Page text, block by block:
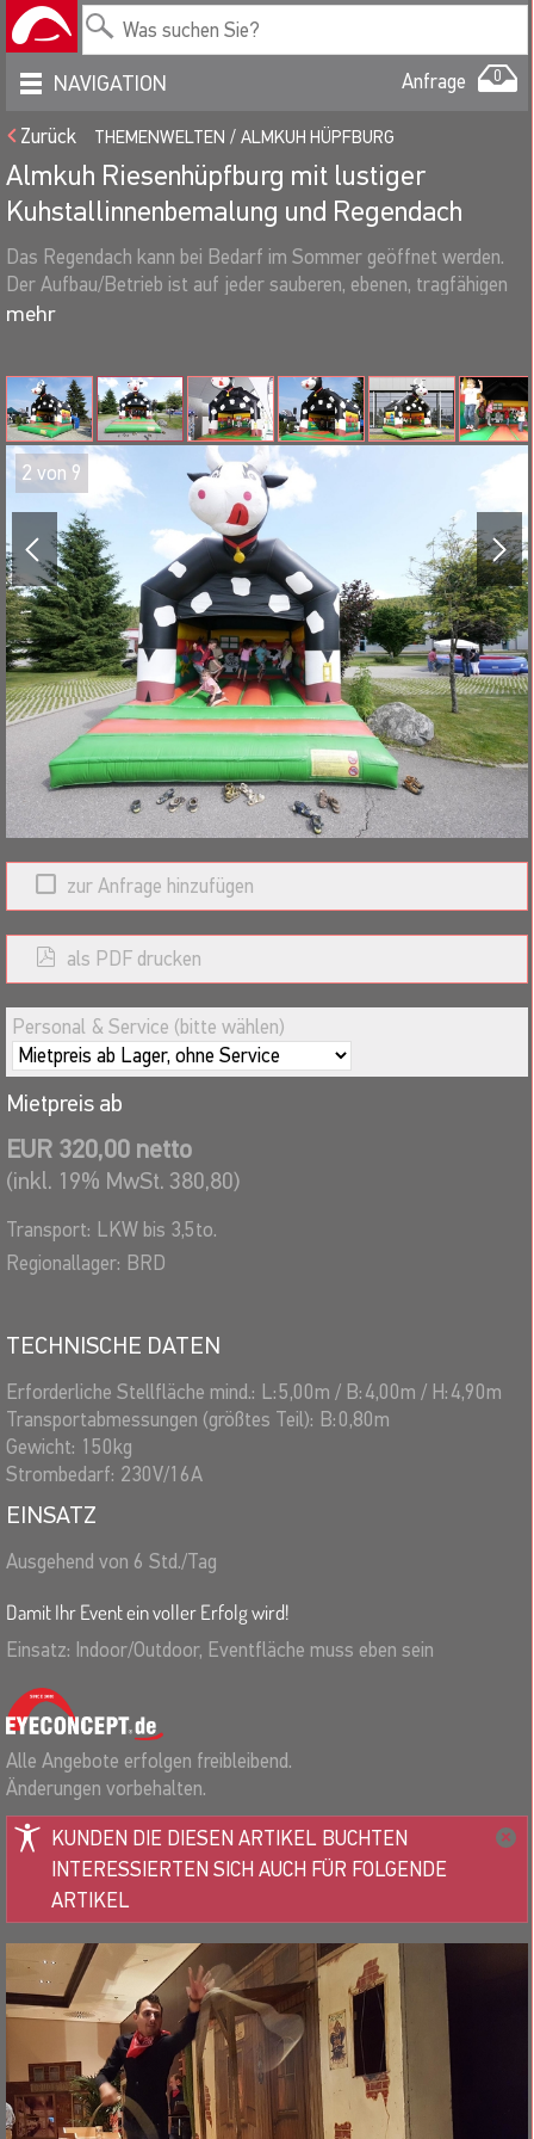
NAVIGATION Anfrage 0
Zurück THEMENWELTEN ALMKUH HÜPFBURG
Almkuh Riesenhüpfburg mit lustiger
Kuhstallinnenbemalung und Regendach
Das Regendach kann bei Bedarf im Sommer geöffnet werden.
Der Aufbau/Betrieb ist auf jeder sauberen, ebenen, tragfähigen
Grundfläche möglich, (nicht jedoch am Hang, auf Schotter, auf
vorhanden sein).
2 von 9
zur Anfrage hinzufügen
als PDF drucken
Personal & Service (bitte wählen)
Mietpreis ab
EUR 320,00 netto
(inkl. 19% MwSt. 380,80)
Transport: LKW bis 3,5to.
Regionallager: BRD
TECHNISCHE DATEN
Erforderliche Stellfläche mind.: L:5,00m / B:4,00m / H:4,90m
Transportabmessungen (größtes Teil): B:0,80m
Gewicht: 150kg
Strombedarf: 230V/16A
EINSATZ
Ausgehend von 6 Std./Tag
Damit Ihr Event ein voller Erfolg wird!
Einsatz: Indoor/Outdoor, Eventfläche muss eben sein
Alle Angebote erfolgen freibleibend.
Änderungen vorbehalten.
KUNDEN DIE DIESEN ARTIKEL BUCHTEN
INTERESSIERTEN SICH AUCH FÜR FOLGENDE
ARTIKEL